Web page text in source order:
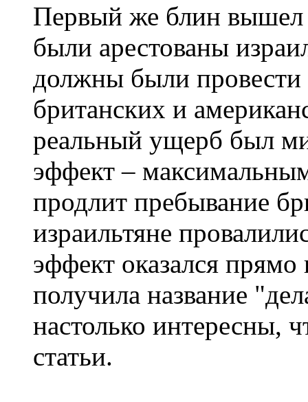
Первый же блин вышел
были арестованы
должны были
британских и
реальный ущерб был
эффект –
продлит пребывание
израильтяне
эффект оказался
получила название
настолько интересны,
статьи.